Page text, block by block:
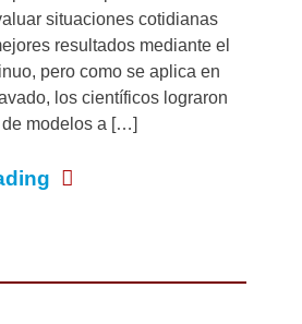
situaciones cotidianas
resultados mediante el
pero como se aplica en
los científicos lograron
modelos a […]